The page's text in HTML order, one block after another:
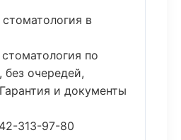
в
по
без очередей,
и документы
313-97-80